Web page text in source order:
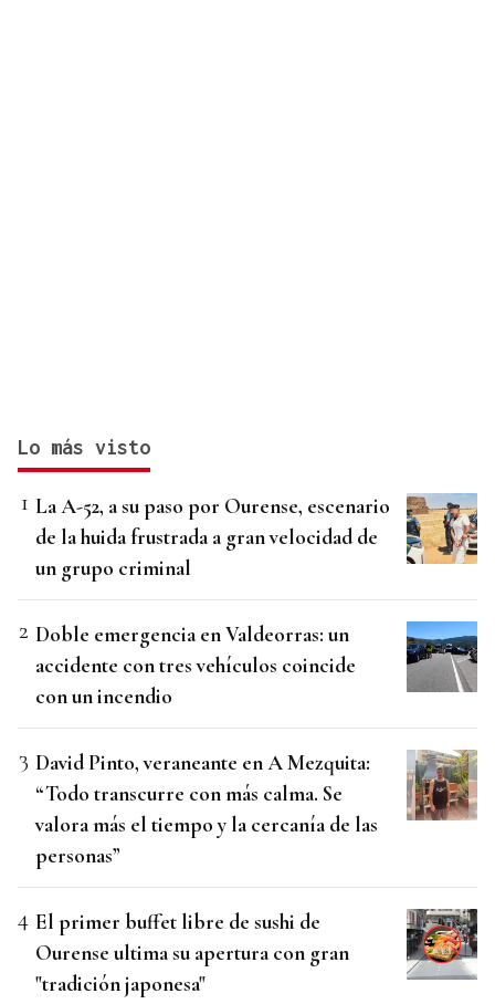
Lo más visto
La A-52, a su paso por Ourense, escenario
de la huida frustrada a gran velocidad de
un grupo criminal
Doble emergencia en Valdeorras: un
accidente con tres vehículos coincide
con un incendio
David Pinto, veraneante en A Mezquita:
“Todo transcurre con más calma. Se
valora más el tiempo y la cercanía de las
personas”
El primer buffet libre de sushi de
Ourense ultima su apertura con gran
"tradición japonesa"